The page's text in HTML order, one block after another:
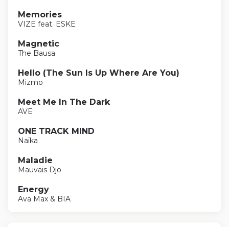
Memories
VIZE feat. ESKE
Magnetic
The Bausa
Hello (The Sun Is Up Where Are You)
Mizmo
Meet Me In The Dark
AVE
ONE TRACK MIND
Naïka
Maladie
Mauvais Djo
Energy
Ava Max & BIA